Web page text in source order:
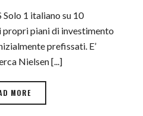
1 italiano su 10
piani di investimento
prefissati. E’
Nielsen [...]
MORE